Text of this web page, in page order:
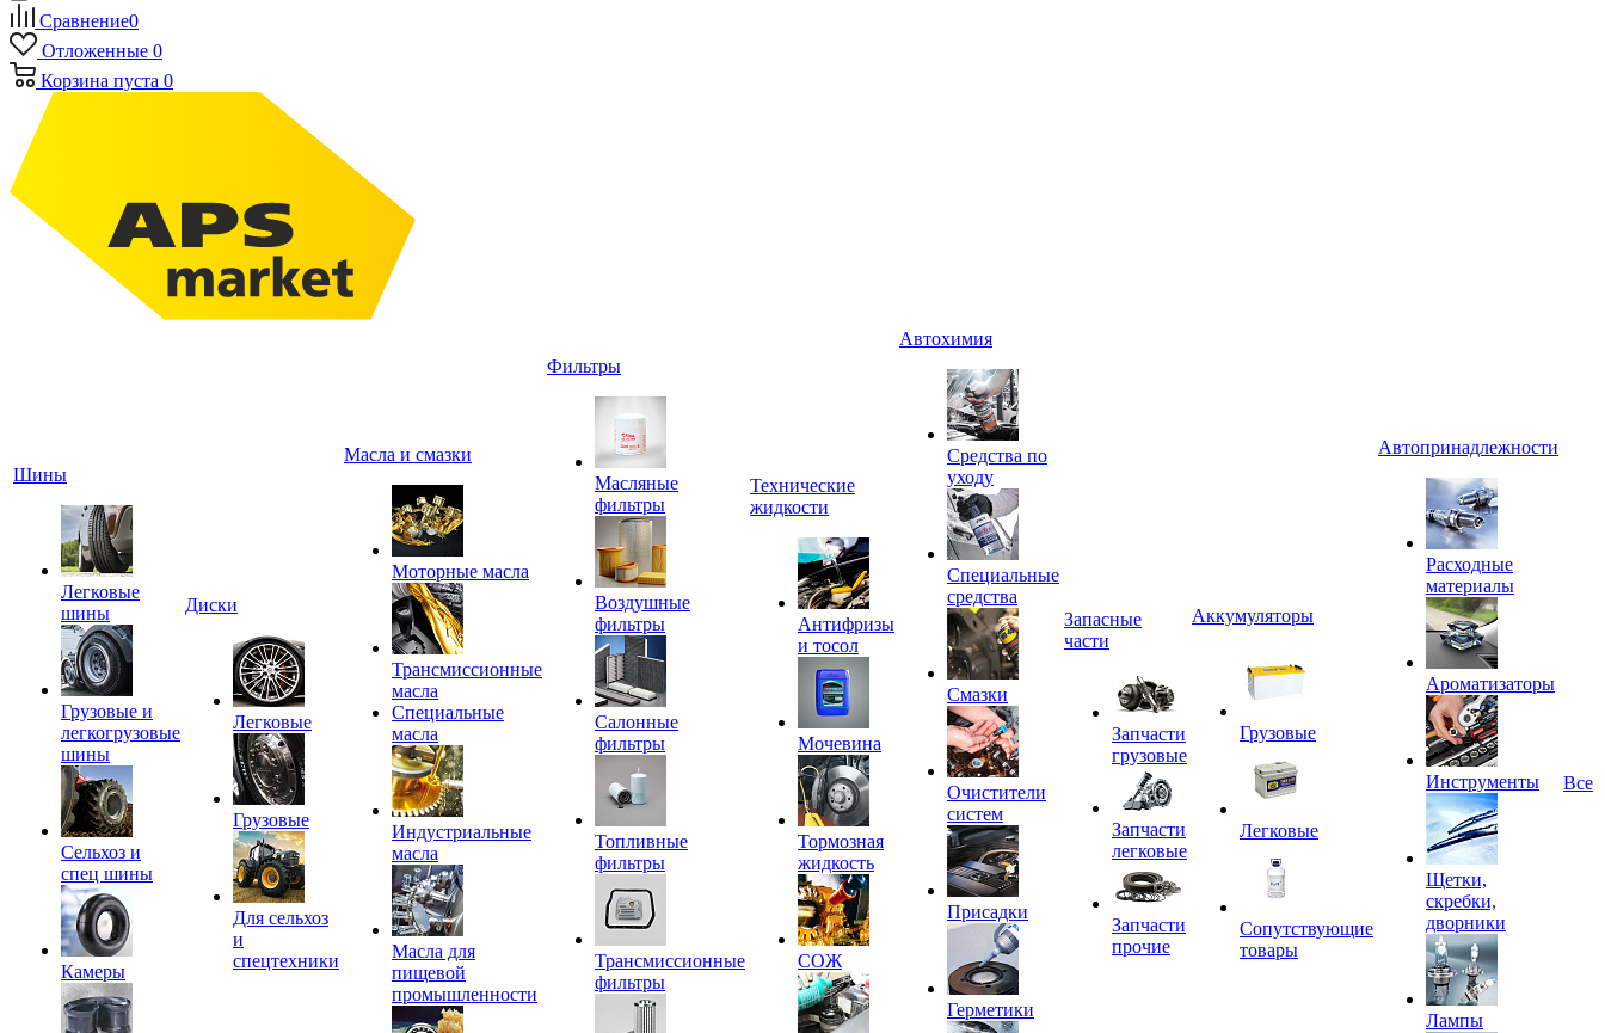
Сравнение0
Отложенные 0
Корзина пуста 0
Шины
Легковые
шины
Грузовые и
легкогрузовые
шины
Сельхоз и
спец шины
Камеры
Диски
Легковые
Грузовые
Для сельхоз
и
спецтехники
Масла и смазки
Моторные масла
Трансмиссионные
масла
Специальные
масла
Индустриальные
масла
Масла для
пищевой
промышленности
Фильтры
Масляные
фильтры
Воздушные
фильтры
Салонные
фильтры
Топливные
фильтры
Трансмиссионные
фильтры
Технические
жидкости
Антифризы
и тосол
Мочевина
Тормозная
жидкость
СОЖ
Автохимия
Средства по
уходу
Специальные
средства
Смазки
Очистители
систем
Присадки
Герметики
Запасные
части
Запчасти
грузовые
Запчасти
легковые
Запчасти
прочие
Аккумуляторы
Грузовые
Легковые
Сопутствующие
товары
Автопринадлежности
Расходные
материалы
Ароматизаторы
Инструменты
Щетки,
скребки,
дворники
Лампы
Все